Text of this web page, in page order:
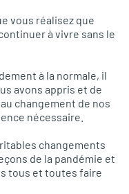
vous réalisez que
à vivre sans le
à la normale, il
avons appris et de
changement de nos
nécessaire.
changements
de la pandémie et
tous et toutes faire